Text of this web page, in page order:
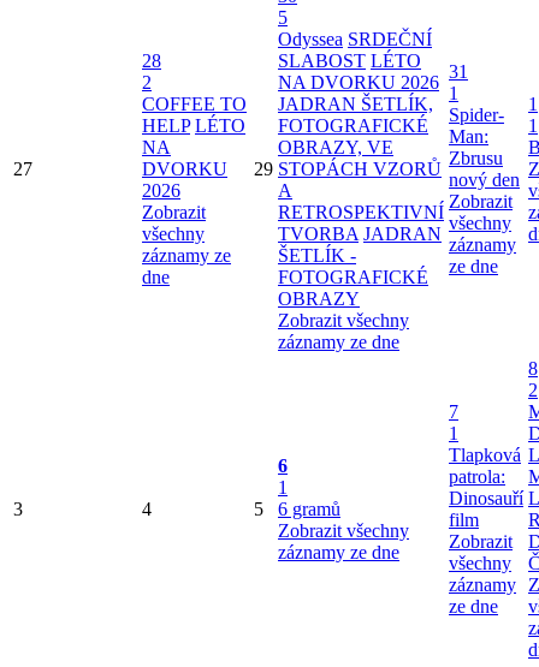
27
28
2
COFFEE TO
HELP LÉTO
NA
DVORKU
2026
Zobrazit
všechny
záznamy ze
dne
29
5
Odyssea SRDEČNÍ
SLABOST LÉTO
NA DVORKU 2026
JADRAN ŠETLÍK,
FOTOGRAFICKÉ
OBRAZY, VE
STOPÁCH VZORŮ
A
RETROSPEKTIVNÍ
TVORBA JADRAN
ŠETLÍK -
FOTOGRAFICKÉ
OBRAZY
Zobrazit všechny
záznamy ze dne
31
1
Spider-
Man:
Zbrusu
nový den
Zobrazit
všechny
záznamy
ze dne
1
1
3 4 5
6
1
6 gramů
Zobrazit všechny
záznamy ze dne
7
1
Tlapková
patrola:
Dinosauří
film
Zobrazit
všechny
záznamy
ze dne
8
2